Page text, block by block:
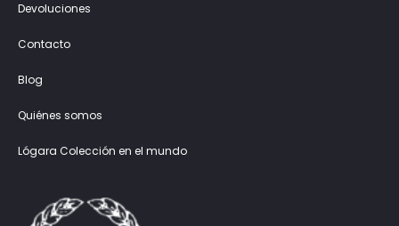
Devoluciones
Contacto
Blog
Quiénes somos
Lógara Colección en el mundo